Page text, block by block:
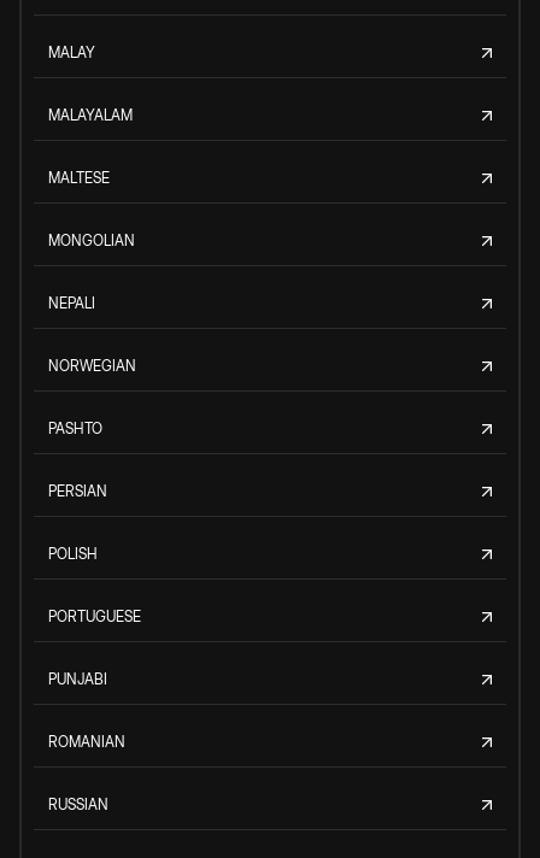
MALAY
MALAYALAM
MALTESE
MONGOLIAN
NEPALI
NORWEGIAN
PASHTO
PERSIAN
POLISH
PORTUGUESE
PUNJABI
ROMANIAN
RUSSIAN